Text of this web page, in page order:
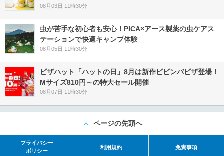
08月03日 11時30分
虫が苦手な初心者も安心！PICA×アース製薬の虫ケアス
テーションで快適キャンプ体験
08月05日 11時30分
ピザハット「ハットの日」8月は新作ビビンバピザ登場！
Mサイズ810円～の特大セール開催
08月07日 11時30分
ページの先頭へ
プライバシー
ポリシー
利用規約 免責事項